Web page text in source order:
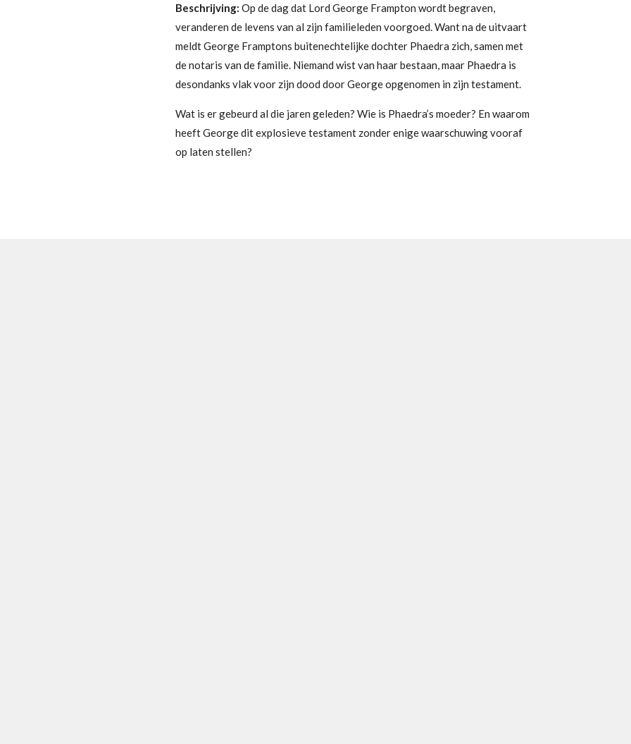
Beschrijving: Op de dag dat Lord George Frampton wordt begraven,
veranderen de levens van al zijn familieleden voorgoed. Want na de uitvaart
meldt George Framptons buitenechtelijke dochter Phaedra zich, samen met
de notaris van de familie. Niemand wist van haar bestaan, maar Phaedra is
desondanks vlak voor zijn dood door George opgenomen in zijn testament.
Wat is er gebeurd al die jaren geleden? Wie is Phaedra’s moeder? En waarom
heeft George dit explosieve testament zonder enige waarschuwing vooraf
op laten stellen?